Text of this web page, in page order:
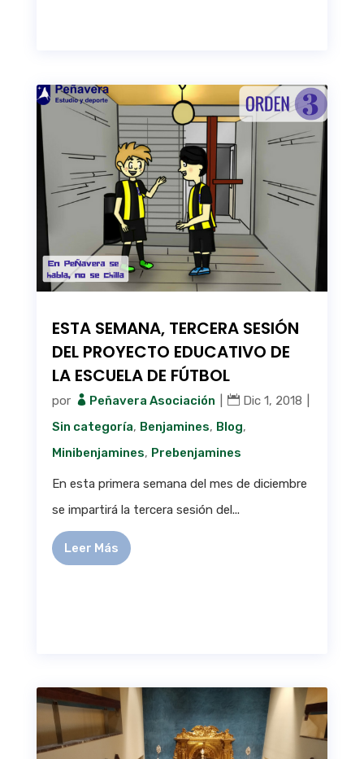
ESTA SEMANA, TERCERA SESIÓN
DEL PROYECTO EDUCATIVO DE
LA ESCUELA DE FÚTBOL
por Peñavera Asociación Dic 1, 2018
Sin categoría, Benjamines, Blog,
Minibenjamines, Prebenjamines
En esta primera semana del mes de diciembre
se impartirá la tercera sesión del...
Leer Más